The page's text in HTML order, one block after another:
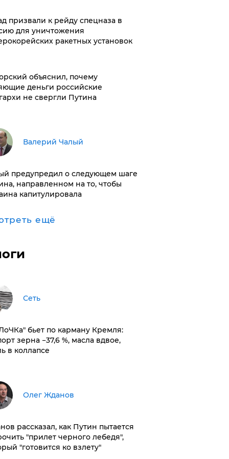
призвали к рейду спецназа в
для уничтожения
ракетных установок
объяснил, почему
деньги российские
не свергли Путина
Валерий Чалый
предупредил о следующем шаге
направленном на то, чтобы
капитулировала
ещё
Сеть
бьет по карману Кремля:
зерна −37,6 %, масла вдвое,
в коллапсе
Олег Жданов
рассказал, как Путин пытается
"прилет черного лебедя",
"готовится ко взлету"